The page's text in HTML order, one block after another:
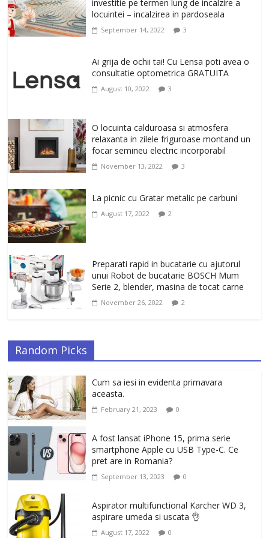
și iluminare LED
February 20, 2026 0
un corp sanatos si armonios dezvoltat,
cu Flexor Fitness-dispozitiv pentru
Un ten regenerat, fara riduri. Crema
antirid Ivatherm pentru o piele neteda si
elastica.
February 6, 2026 0
investitie pe termen lung de incalzire a
locuintei – incalzirea in pardoseala
September 14, 2022 3
Ai grija de ochii tai! Cu Lensa poti avea o
consultatie optometrica GRATUITA
August 10, 2022 3
O locuinta calduroasa si atmosfera
relaxanta in zilele friguroase montand un
focar semineu electric incorporabil
November 13, 2022 3
La picnic cu Gratar metalic pe carbuni
August 17, 2022 2
Preparati rapid in bucatarie cu ajutorul
unui Robot de bucatarie BOSCH Mum
Serie 2, blender, masina de tocat carne
November 26, 2022 2
Random Picks
Cum sa iesi in evidenta primavara
aceasta.
February 21, 2023 0
A fost lansat iPhone 15, prima serie
smartphone Apple cu USB Type-C. Ce
pret are in Romania?
September 13, 2023 0
Aspirator multifunctional Karcher WD 3,
aspirare umeda si uscata 👌
August 17, 2022 0